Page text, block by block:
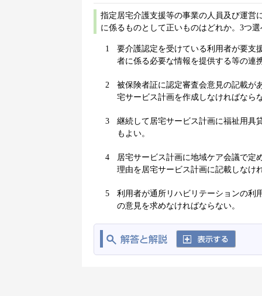
指定居宅介護支援等の事業の人員及び運営
に係るものとして正いものはどれか。3つ選
1
要介護認定を受けている利用者が要支
者に係る必要な情報を提供する等の連
2
被保険者証に認定審査会意見の記載が
宅サービス計画を作成しなければなら
3
継続して居宅サービス計画に福祉用具
もよい。
4
居宅サービス計画に地域ケア会議で定
理由を居宅サービス計画に記載しなけ
5
利用者が通所リハビリテーションの利
の意見を求めなければならない。